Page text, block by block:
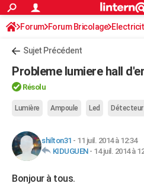
ACTUALITÉS
Politique
Société
Faits Divers
Education
Monde
Villes
+
Programme TV
TNTStreaming
Cinéma
Sorties cinéma
Musique
+FINANCE
Retraite
Impôts
Epargne
Immobilier
Risques naturels par ville
Banque
Assurance
Crédit
AUTO
Essais
Réserver un essai
Citadines
Berlines
SUV
Forum auto
HIGH-TECH
Mobiles
Meilleur smartphone
Internet
Ordinateurs
Jeux vidéo
Guide high-tech
BRICOLAGE
Forum
Aménagement intérieur
Extérieur
Cuisine
Salle de bains
Jardinage
Rangement
WEEK-END
Forum Forum Bricolage
Sujet Précédent
Probleme lumiere hall
Résolu
Lumière Ampoule Led Détecteur
shilton31 - 11 juil. 2014 à 12:34
KIDUGUEN- 14 juil. 2014 à
Bonjour à tous.